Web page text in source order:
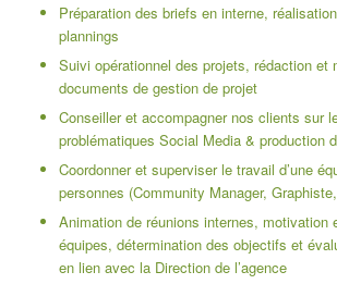
Préparation des briefs en interne,
plannings
Suivi opérationnel des projets, rédaction et
documents de gestion de projet
Conseiller et accompagner nos clients sur
problématiques Social Media & production
Coordonner et superviser le travail d’une
personnes (Community Manager,
Animation de réunions internes, motivation
équipes, détermination des objectifs et
en lien avec la Direction de l’agence